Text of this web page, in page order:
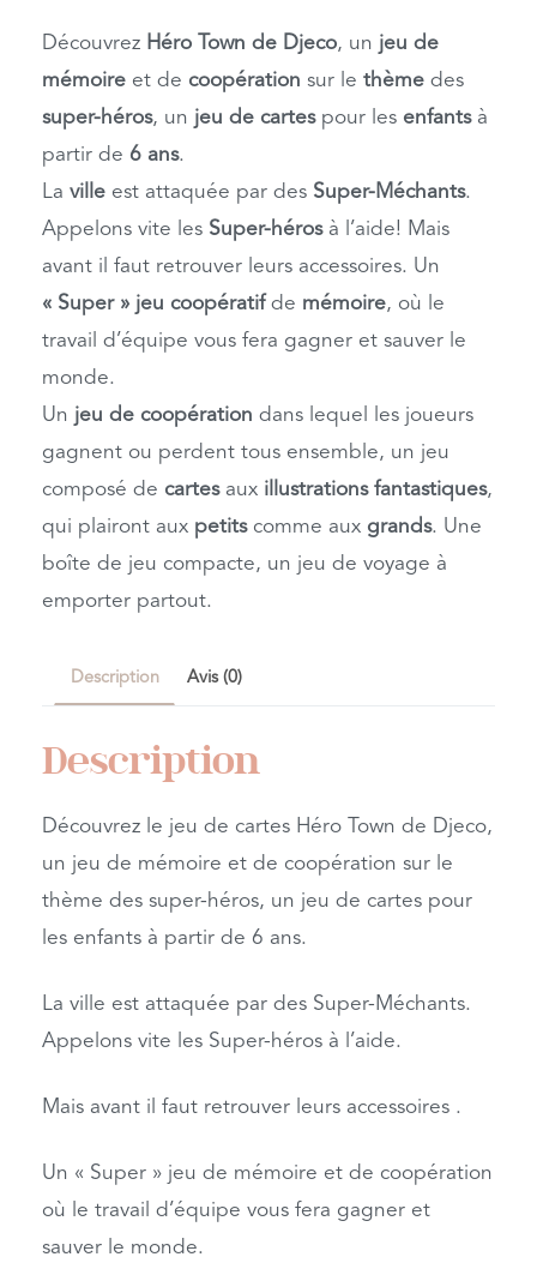
Découvrez Héro Town de Djeco, un jeu de
mémoire et de coopération sur le thème des
super-héros, un jeu de cartespour les enfantsà
partir de 6 ans.
La ville est attaquée par des Super-Méchants.
Appelons vite les Super-hérosà l’aide! Mais
avant il faut retrouver leurs accessoires. Un
« Super » jeu coopératifde mémoire, où le
travail d’équipe vous fera gagner et sauver le
monde.
Un jeu de coopération dans lequel les joueurs
gagnent ou perdent tous ensemble, un jeu
composé de cartesaux illustrations fantastiques,
qui plairont aux petitscomme aux grands. Une
boîte de jeu compacte, un jeu de voyage à
emporter partout.
Description Avis (0)
Description
Découvrez le jeu de cartes Héro Town de Djeco,
un jeu de mémoire et de coopération sur le
thème des super-héros, un jeu de cartes pour
les enfants à partir de 6 ans.
La ville est attaquée par des Super-Méchants.
Appelons vite les Super-héros à l’aide.
Mais avant il faut retrouver leurs accessoires .
Un « Super » jeu de mémoire et de coopération
où le travail d’équipe vous fera gagner et
sauver le monde.